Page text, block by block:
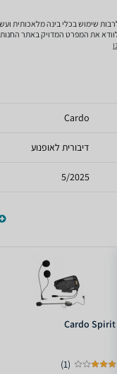
שימוש בכלי בינה מלאכותית
את המפרט המדויק באתר
Cardo
דיבורית לאופנוע
5/2025
Cardo Spirit
(
1
)